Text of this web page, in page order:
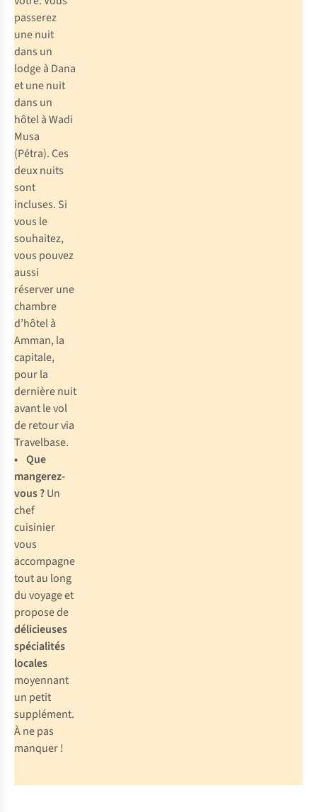
passerez
une nuit
dans un
lodge à Dana
et une nuit
dans un
hôtel à Wadi
Musa
(Pétra). Ces
deux nuits
sont
incluses. Si
vous le
souhaitez,
vous pouvez
aussi
réserver une
chambre
d’hôtel à
Amman, la
capitale,
pour la
dernière nuit
avant le vol
de retour via
Travelbase.
• Que
mangerez-
vous ?Un
chef
cuisinier
vous
accompagne
tout au long
du voyage et
propose de
délicieuses
spécialités
locales
moyennant
un petit
supplément.
À ne pas
manquer !